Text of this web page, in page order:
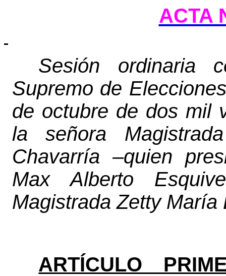
ACTA
Sesión ordinaria
Supremo de
de octubre de dos mil
la señora
Chavarría –quien
Max Alberto
Magistrada Zetty María
ARTÍCULO